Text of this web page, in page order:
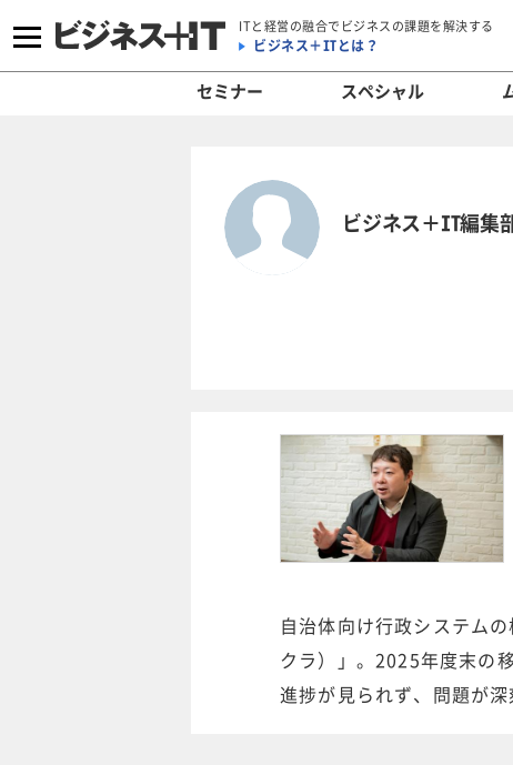
ITと経営の融合でビジネスの課題を解決する
ビジネス＋ITとは？
セミナー スペシャル
ビジネス＋IT編集
自治体向け行政システム
クラ）」。2025年度末の
進捗が見られず、問題が